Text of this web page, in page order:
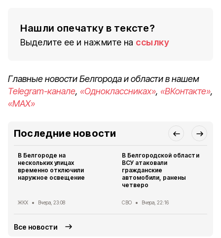
Нашли опечатку в тексте?
Выделите ее и нажмите на ссылку
Главные новости Белгорода и области в нашем
Telegram-канале, «Одноклассниках», «ВКонтакте»,
«MAX»
Последние новости
В Белгороде на
нескольких улицах
временно отключили
наружное освещение
ЖКХ Вчера, 23:08
В Белгородской области
ВСУ атаковали
гражданские
автомобили, ранены
четверо
СВО Вчера, 22:16
Все новости